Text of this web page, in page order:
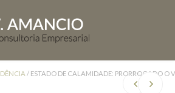
/ ESTADO DE CALAMIDADE: PRORROGADO O